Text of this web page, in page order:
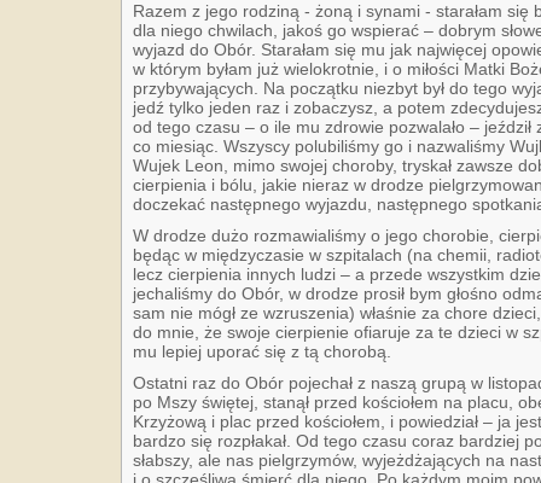
Razem z jego rodziną - żoną i synami - starałam się
dla niego chwilach, jakoś go wspierać – dobrym
wyjazd do Obór. Starałam się mu jak najwięcej
w którym byłam już wielokrotnie, i o miłości Matki
przybywających. Na początku niezbyt był do tego
jedź tylko jeden raz i zobaczysz, a potem
od tego czasu – o ile mu zdrowie pozwalało –
co miesiąc. Wszyscy polubiliśmy go i nazwaliśmy
Wujek Leon, mimo swojej choroby, tryskał zawsze
cierpienia i bólu, jakie nieraz w drodze
doczekać następnego wyjazdu, następnego
W drodze dużo rozmawialiśmy o jego chorobie,
będąc w międzyczasie w szpitalach (na chemii,
lecz cierpienia innych ludzi – a przede wszystkim
jechaliśmy do Obór, w drodze prosił bym głośno
sam nie mógł ze wzruszenia) właśnie za chore
do mnie, że swoje cierpienie ofiaruje za te dzieci w
mu lepiej uporać się z tą chorobą.
Ostatni raz do Obór pojechał z naszą grupą w
po Mszy świętej, stanął przed kościołem na placu,
Krzyżową i plac przed kościołem, i powiedział – ja
bardzo się rozpłakał. Od tego czasu coraz bardziej
słabszy, ale nas pielgrzymów, wyjeżdżających na